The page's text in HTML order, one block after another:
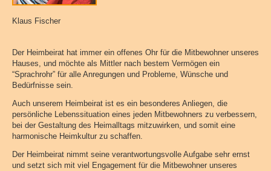
Klaus Fischer
Der Heimbeirat hat immer ein offenes Ohr für die Mitbewohner unseres
Hauses, und möchte als Mittler nach bestem Vermögen ein
“Sprachrohr” für alle Anregungen und Probleme, Wünsche und
Bedürfnisse sein.
Auch unserem Heimbeirat ist es ein besonderes Anliegen, die
persönliche Lebenssituation eines jeden Mitbewohners zu verbessern,
bei der Gestaltung des Heimalltags mitzuwirken, und somit eine
harmonische Heimkultur zu schaffen.
Der Heimbeirat nimmt seine verantwortungsvolle Aufgabe sehr ernst
und setzt sich mit viel Engagement für die Mitbewohner unseres